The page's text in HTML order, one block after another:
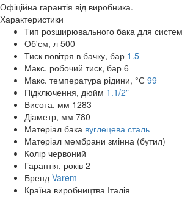
Офіційна гарантія від виробника.
Характеристики
Тип розширювального бака для
Об'єм, л 500
Тиск повітря в бачку, бар 1.5
Макс. робочий тиск, бар 6
Макс. температура рідини, °С 99
Підключення, дюйм 1.1/2"
Висота, мм 1283
Діаметр, мм 780
Матеріал бака вуглецева сталь
Матеріал мембрани змінна (бутил)
Колір червоний
Гарантія, років 2
Бренд Varem
Країна виробництва Італія